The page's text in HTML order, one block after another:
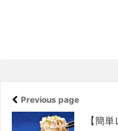
Previous page
【簡